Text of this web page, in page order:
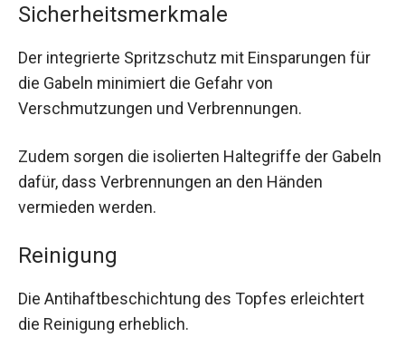
Sicherheitsmerkmale
Der integrierte Spritzschutz mit Einsparungen für
die Gabeln minimiert die Gefahr von
Verschmutzungen und Verbrennungen.
Zudem sorgen die isolierten Haltegriffe der Gabeln
dafür, dass Verbrennungen an den Händen
vermieden werden.
Reinigung
Die Antihaftbeschichtung des Topfes erleichtert
die Reinigung erheblich.